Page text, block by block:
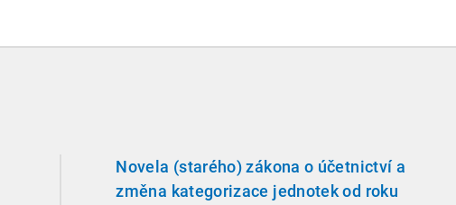
Novela (starého) zákona o účetnictví a
změna kategorizace jednotek od roku